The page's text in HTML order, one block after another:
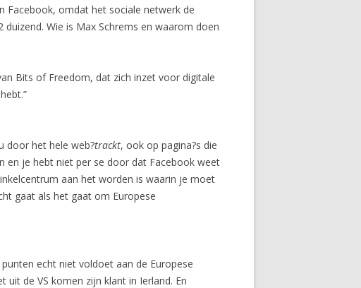
Facebook, omdat het sociale netwerk de
Wie is Max Schrems en waarom doen
Bits of Freedom, dat zich inzet voor digitale
door het hele web?trackt, ook op pagina?s die
en je hebt niet per se door dat Facebook weet
aan het worden is waarin je moet
gaat als het gaat om Europese
echt niet voldoet aan de Europese
uit de VS komen zijn klant in Ierland. En